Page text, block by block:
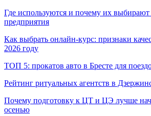
Где используются и почему их
предприятия
Как выбрать онлайн-курс: признаки
2026 году
ТОП 5: прокатов авто в Бресте для
Рейтинг ритуальных агентств в
Почему подготовку к ЦТ и ЦЭ лучше
осенью